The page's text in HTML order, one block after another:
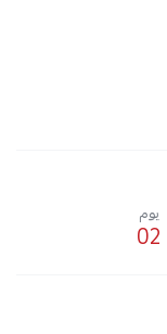
02
يوم